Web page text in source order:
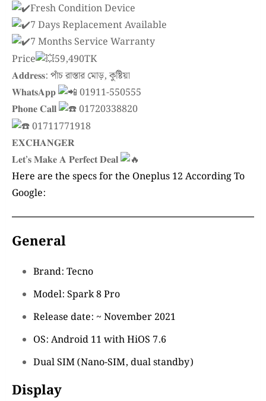
Fresh Condition Device
7 Days Replacement Available
7 Months Service Warranty
Price
59,490TK
𝐀𝐝𝐝𝐫𝐞𝐬𝐬: পাঁচ রাস্তার মোড়, কুষ্টিয়া
𝐖𝐡𝐚𝐭𝐬𝐀𝐩𝐩
01911-550555
𝐏𝐡𝐨𝐧𝐞 𝐂𝐚𝐥𝐥
01720338820
01711771918
𝐄𝐗𝐂𝐇𝐀𝐍𝐆𝐄𝐑
𝐋𝐞𝐭’𝐬 𝐌𝐚𝐤𝐞 𝐀 𝐏𝐞𝐫𝐟𝐞𝐜𝐭 𝐃𝐞𝐚𝐥
Here are the specs for the Oneplus 12 According To
Google:
General
Brand: Tecno
Model: Spark 8 Pro
Release date: ~ November 2021
OS: Android 11 with HiOS 7.6
Dual SIM (Nano-SIM, dual standby)
Display